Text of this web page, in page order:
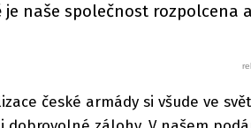
naše společnost rozpolcena a
české armády si všude ve